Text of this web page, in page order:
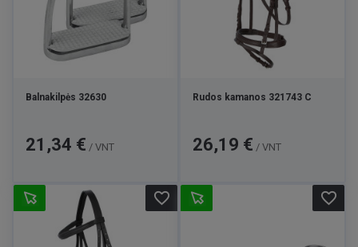
Balnakilpės 32630
Kaina
21,34 € / VNT
Rudos kamanos 321743 C
Kaina
26,19 € / VNT
favorite_border favorite_border